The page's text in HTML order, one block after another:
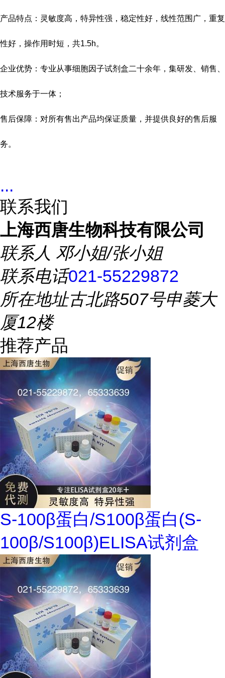
产品特点：灵敏度高，特异性强，稳定性好，线性范围广，重复
性好，操作用时短，共1.5h。
企业优势：专业从事细胞因子试剂盒二十余年，集研发、销售、
技术服务于一体；
售后保障：对所有售出产品均保证质量，并提供良好的售后服
务。
...
联系我们
上海西唐生物科技有限公司
联系人 邓小姐/张小姐
联系电话021-55229872
所在地址古北路507号申菱大
厦12楼
推荐产品
S-100β蛋白/S100β蛋白(S-
100β/S100β)ELISA试剂盒